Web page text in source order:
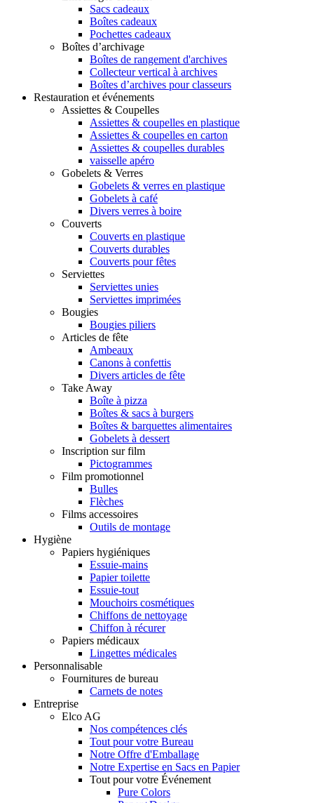
Sacs cadeaux
Boîtes cadeaux
Pochettes cadeaux
Boîtes d’archivage
Boîtes de rangement d'archives
Collecteur vertical à archives
Boîtes d’archives pour classeurs
Restauration et événements
Assiettes & Coupelles
Assiettes & coupelles en plastique
Assiettes & coupelles en carton
Assiettes & coupelles durables
vaisselle apéro
Gobelets & Verres
Gobelets & verres en plastique
Gobelets à café
Divers verres à boire
Couverts
Couverts en plastique
Couverts durables
Couverts pour fêtes
Serviettes
Serviettes unies
Serviettes imprimées
Bougies
Bougies piliers
Articles de fête
Ambeaux
Canons à confettis
Divers articles de fête
Take Away
Boîte à pizza
Boîtes & sacs à burgers
Boîtes & barquettes alimentaires
Gobelets à dessert
Inscription sur film
Pictogrammes
Film promotionnel
Bulles
Flèches
Films accessoires
Outils de montage
Hygiène
Papiers hygiéniques
Essuie-mains
Papier toilette
Essuie-tout
Mouchoirs cosmétiques
Chiffons de nettoyage
Chiffon à récurer
Papiers médicaux
Lingettes médicales
Personnalisable
Fournitures de bureau
Carnets de notes
Entreprise
Elco AG
Nos compétences clés
Tout pour votre Bureau
Notre Offre d'Emballage
Notre Expertise en Sacs en Papier
Tout pour votre Événement
Pure Colors